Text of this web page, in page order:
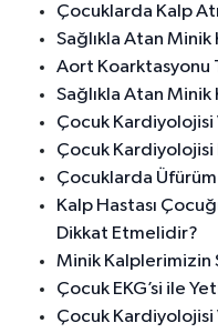
Çocuklarda Kalp
Sağlıkla Atan Minik
Aort Koarktasyonu
Sağlıkla Atan Minik
Çocuk
Çocuk
Çocuklarda
Kalp Hastası
Dikkat Etmelidir?
Minik Kalplerimizin
Çocuk EKG’si ile
Çocuk Kardiyolojisi